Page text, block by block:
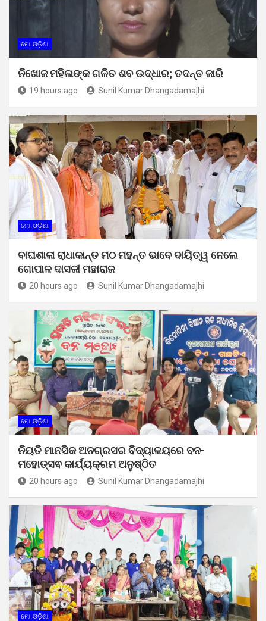
ମୋ ଓଡ଼ିଶା
ନିଖୋଜ ମହିଳାଙ୍କ ଗଳିତ ଶବ ଉଦ୍ଧାର; ତଦନ୍ତ ଜାରି
19 hours ago Sunil Kumar Dhangadamajhi
ମୋ ଓଡ଼ିଶା
ବାଘଶାଳା ରାଧାକାନ୍ତ ମଠ ମହନ୍ତ ଭାବେ ଦାୟିତ୍ୱ ନେଲେ
ଗୋପାଳ ଦାସଜୀ ମହାରାଜ
20 hours ago Sunil Kumar Dhangadamajhi
ମୋ ଓଡ଼ିଶା
ନିୟତି ମାନସିକ ଅନଗ୍ରସର ବିଦ୍ୟାଳୟରେ ବନ-
ମହୋତ୍ସଵ କାର୍ଯ୍ୟକ୍ରମ ଅନୁଷ୍ଠିତ
20 hours ago Sunil Kumar Dhangadamajhi
ମୋ ଓଡ଼ିଶା